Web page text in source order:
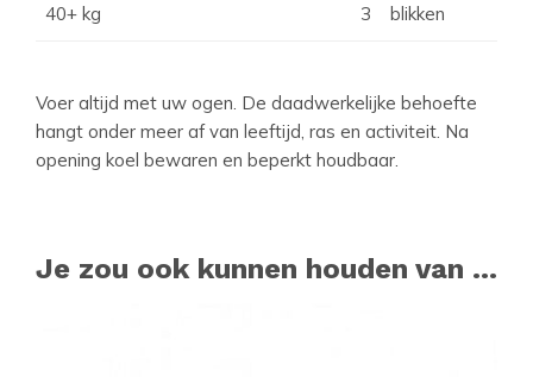
40+ kg 3 blikken
Voer altijd met uw ogen. De daadwerkelijke behoefte
hangt onder meer af van leeftijd, ras en activiteit. Na
opening koel bewaren en beperkt houdbaar.
Je zou ook kunnen houden van …